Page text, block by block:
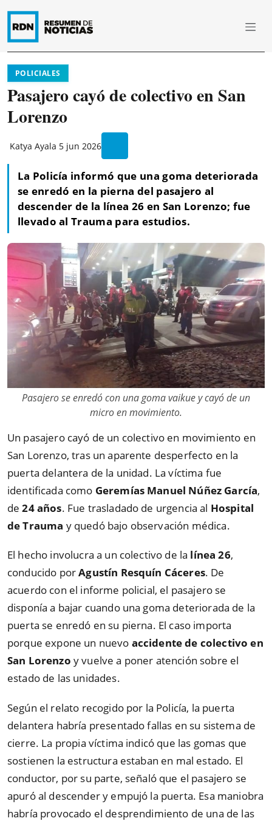
POLICIALES
Pasajero cayó de colectivo en San
Lorenzo
Katya Ayala 5 jun 2026
La Policía informó que una goma deteriorada
se enredó en la pierna del pasajero al
descender de la línea 26 en San Lorenzo; fue
llevado al Trauma para estudios.
Pasajero se enredó con una goma vaikue y cayó de un
micro en movimiento.
Un pasajero cayó de un colectivo en movimiento en
San Lorenzo, tras un aparente desperfecto en la
puerta delantera de la unidad. La víctima fue
identificada como Geremías Manuel Núñez García,
de24 años. Fue trasladado de urgencia al Hospital
de Trauma y quedó bajo observación médica.
El hecho involucra a un colectivo de la línea 26,
conducido porAgustín Resquín Cáceres. De
acuerdo con el informe policial, el pasajero se
disponía a bajar cuando una goma deteriorada de la
puerta se enredó en su pierna. El caso importa
porque expone un nuevo accidente de colectivo en
San Lorenzo y vuelve a poner atención sobre el
estado de las unidades.
Según el relato recogido por la Policía, la puerta
delantera habría presentado fallas en su sistema de
cierre. La propia víctima indicó que las gomas que
sostienen la estructura estaban en mal estado. El
conductor, por su parte, señaló que el pasajero se
apuró al descender y empujó la puerta. Esa maniobra
habría provocado el desprendimiento de una de las